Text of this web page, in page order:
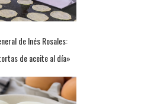
de Inés Rosales:
de aceite al día»